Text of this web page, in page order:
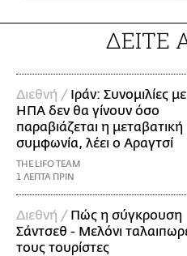
ΔΕΙΤΕ
Διεθνή / Ιράν: Συνομιλίες με
ΗΠΑ δεν θα γίνουν όσο
παραβιάζεται η μεταβατική
συμφωνία, λέει ο Αραγτσί
THE LIFO TEAM
1 ΛΕΠΤΑ ΠΡΙΝ
Διεθνή / Πώς η σύγκρουση
Σάντσεθ - Μελόνι
τους τουρίστες